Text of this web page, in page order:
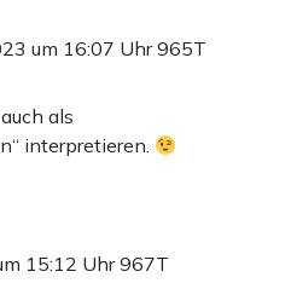
um 16:07 Uhr965T
als
interpretieren.
15:12 Uhr967T